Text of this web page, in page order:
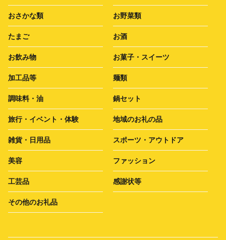
おさかな類 お野菜類
たまご お酒
お飲み物 お菓子・スイーツ
加工品等 麺類
調味料・油 鍋セット
旅行・イベント・体験 地域のお礼の品
雑貨・日用品 スポーツ・アウトドア
美容 ファッション
工芸品 感謝状等
その他のお礼品